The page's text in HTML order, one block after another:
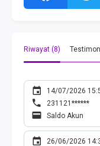
Riwayat (8)
14/07/2026
231121******
Saldo Akun
26/06/2026